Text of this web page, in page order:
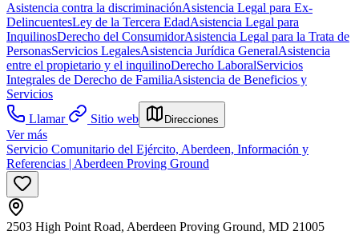
Asistencia contra la discriminaciónAsistencia Legal para Ex-
DelincuentesLey de la Tercera EdadAsistencia Legal para
InquilinosDerecho del ConsumidorAsistencia Legal para la Trata de
PersonasServicios LegalesAsistencia Jurídica GeneralAsistencia
entre el propietario y el inquilinoDerecho LaboralServicios
Integrales de Derecho de FamiliaAsistencia de Beneficios y
Servicios
Llamar
Sitio web Direcciones
Ver más
Servicio Comunitario del Ejército, Aberdeen, Información y
Referencias | Aberdeen Proving Ground
2503 High Point Road, Aberdeen Proving Ground, MD 21005